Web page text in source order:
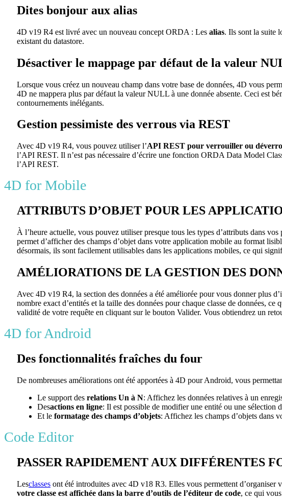
Dites bonjour aux alias
4D v19 R4 est livré avec un nouveau concept ORDA : Les alias. Ils sont la suite
existant du datastore.
Désactiver le mappage par défaut de la valeur
Lorsque vous créez un nouveau champ dans votre base de données, 4D vous
4D ne mappera plus par défaut la valeur NULL à une donnée absente. Ceci est
contournements inélégants.
Gestion pessimiste des verrous via REST
Avec 4D v19 R4, vous pouvez utiliser l’API REST pour verrouiller ou
l’API REST. Il n’est pas nécessaire d’écrire une fonction ORDA Data Model
l’API REST.
4D for Mobile
ATTRIBUTS D’OBJET POUR LES
À l’heure actuelle, vous pouvez utiliser presque tous les types d’attributs dans
permet d’afficher des champs d’objet dans votre application mobile au format
désormais, ils sont facilement utilisables dans les applications mobiles, ce qui
AMÉLIORATIONS DE LA GESTION DES
Avec 4D v19 R4, la section des données a été améliorée pour vous donner plus
nombre exact d’entités et la taille des données pour chaque classe de données,
validité de votre requête en cliquant sur le bouton Valider. Vous obtiendrez un
4D for Android
Des fonctionnalités fraîches du four
De nombreuses améliorations ont été apportées à 4D pour Android, vous
Le support des relations Un à N: Affichez les données relatives à un
Desactions en ligne: Il est possible de modifier une entité ou une sélection
Et le formatage des champs d’objets: Affichez les champs d’objets dans
Code Editor
PASSER RAPIDEMENT AUX DIFFÉRENTES
Lesclasses ont été introduites avec 4D v18 R3. Elles vous permettent
votre classe est affichée dans la barre d’outils de l’éditeur de code, ce qui